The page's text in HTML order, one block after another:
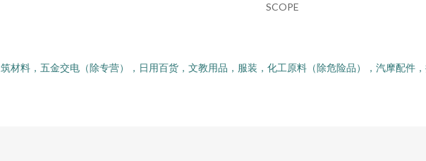
SCOPE
材料，五金交电（除专营），日用百货，文教用品，服装，化工原料（除危险品），汽摩配件